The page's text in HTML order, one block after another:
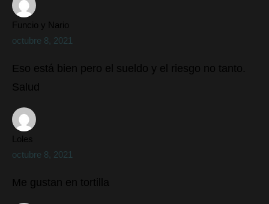
Funcio y Nario
octubre 8, 2021
Eso está bien pero el sueldo y el riesgo no tanto.
Salud
Loles
octubre 8, 2021
Me gustan en tortilla